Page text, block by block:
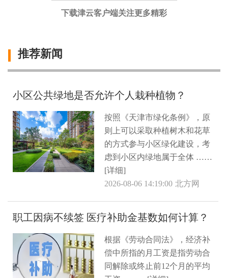
下载津云客户端关注更多精彩
推荐新闻
小区公共绿地是否允许个人栽种植物？
按照《天津市绿化条例》，原
则上可以采取种植树木和花草
的方式参与小区绿化建设，考
虑到小区内绿地属于全体 ……
[详细]
2026-08-06 14:19:00 北方网
职工因病不续签 医疗补助金基数如何计算？
根据《劳动合同法》，经济补
偿中所指的月工资是指劳动合
同解除或终止前12个月的平均